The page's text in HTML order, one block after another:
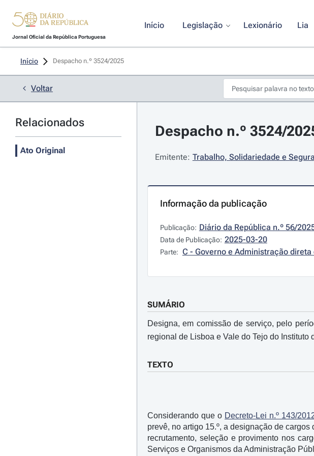
Jornal Oficial da República Portuguesa
Início Legislação Lexionário Lia
Início Despacho n.º 3524/2025
Voltar
Relacionados
Ato Original
Despacho n.º 3524/
Emitente: Trabalho, Solidariedade e
Informação da publicação
Publicação: Diário da República n.º 56/
Data de Publicação: 2025-03-20
Parte: C - Governo e Administração
SUMÁRIO
Designa, em comissão de serviço, pelo
regional de Lisboa e Vale do Tejo do Instituto
TEXTO
Considerando que o Decreto-Lei n.º 143/
prevê, no artigo 15.º, a designação de
recrutamento, seleção e provimento nos
Serviços e Organismos da Administração